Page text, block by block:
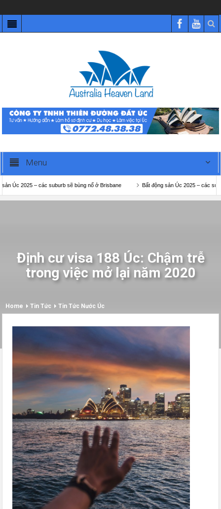
Menu
– các suburb sẽ bùng nổ ở Brisbane Bất động sản Úc 2025 – các suburb sẽ
Định cư visa 188 Úc: Chậm trễ
trong việc mở lại năm 2020
Home Tin Tức Tin Tức Nước Úc